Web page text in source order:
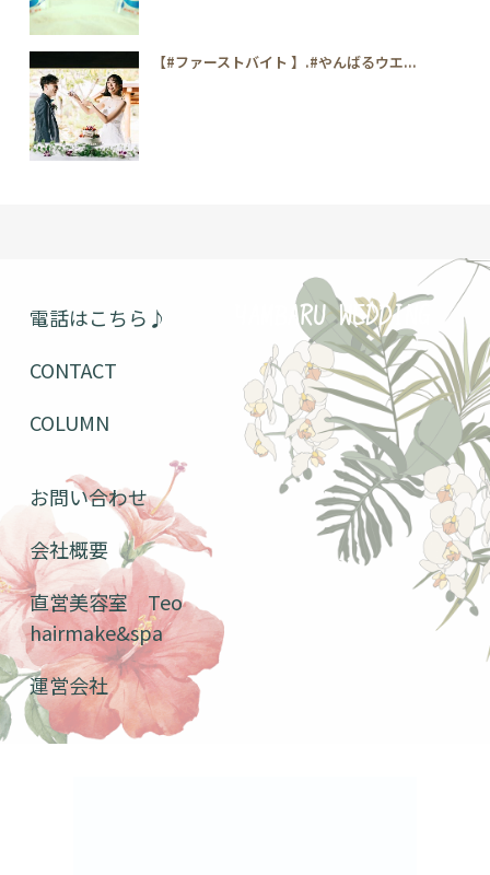
【#ファーストバイト 】.#やんばるウエ...
電話はこちら♪
CONTACT
COLUMN
YAMBARU WEDDING
お問い合わせ
会社概要
直営美容室 Teo
hairmake&spa
運営会社